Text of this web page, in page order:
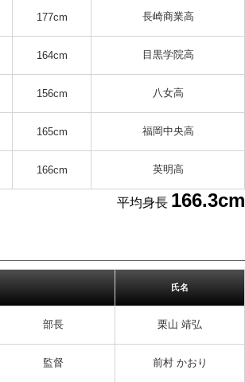
177cm 長崎商業高
164cm 目黒学院高
156cm 八女高
165cm 福岡中央高
166cm 英明高
平均身長 166.3cm
氏名
部長 栗山 靖弘
監督 前村 かおり